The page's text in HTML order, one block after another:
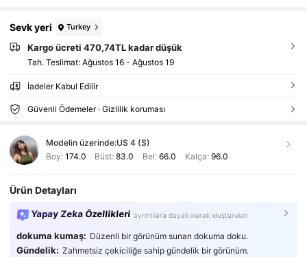
Sevk yeri Turkey
Kargo ücreti 470,74TL kadar düşük
Tah. Teslimat: Ağustos 16 - Ağustos 19
İadeler Kabul Edilir
Güvenli Ödemeler · Gizlilik koruması
Modelin üzerinde:US 4 (S)
Boy: 174.0 Büst:83.0 Bel: 66.0 Kalça: 96.0
Ürün Detayları
Yapay Zeka Özellikleri ayrıntılara dayalı olarak oluşturulan
dokuma kumaş: Düzenli bir görünüm sunan dokuma doku.
Gündelik: Zahmetsiz çekiciliğe sahip gündelik bir görünüm.